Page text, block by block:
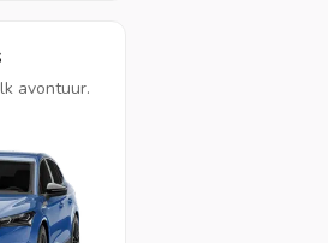
avontuur.